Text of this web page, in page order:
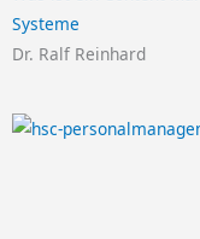
Systeme
Dr. Ralf Reinhard